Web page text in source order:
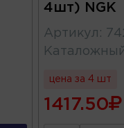
4шт) NGK
Артикул :
цена за 4 шт
1417.50